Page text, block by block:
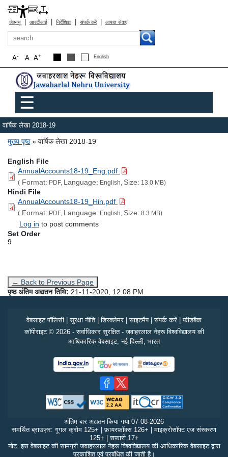
जेएनयू | आरटीआई | निर्देशिका | संपर्क करें | आपात सेवाएं
खोज
A+
A
A- English
Main menu
☰
वार्षिक लेखा 2018-19
पग चिन्ह
मुख्य पृष्ठ वार्षिक लेखा 2018-19
English File
AnnualAccounts18-19_Eng.pdf
( Format: PDF, Language: English, Size: 13.0 MB)
Hindi File
AnnualAccounts18-19_Hin.pdf
( Format: PDF, Language: English, Size: 8.3 MB)
Log in to post comments
Set Order
9
← Back to Previous Page
पृष्ठ अंतिम अद्यतन तिथि: 21-11-2020, 12:08 PM
वेबसाइट पॉलिसी |सुरक्षा नीति|डिस्क्लेमर |साइटमैप|संपर्क करें |फीडबैक
कॉपीराइट © 2026 - सर्वाधिकार सुरक्षित - जवाहरलाल नेहरू विश्वविद्यालय की
आधिकारिक वेबसाइट, नई दिल्ली, भारत
अंतिम बार अद्यतन किया गया 07-08-2026
समर्थित ब्राउज़र: गूगल क्रोम 125+ | फ़ायरफ़ॉक्स 126+ | माइक्रोसॉफ्ट एज संस्करण
125+ | सफ़ारी 17+
नोट: इस वेबसाइट की सामग्री जवाहरलाल नेहरू विश्वविद्यालय की आधिकारिक वेबसाइट द्वारा
प्रकाशित एवं प्रबंधित की जाती है।